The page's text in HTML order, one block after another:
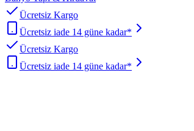
Ücretsiz Kargo
Ücretsiz iade 14 güne kadar*
Ücretsiz Kargo
Ücretsiz iade 14 güne kadar*